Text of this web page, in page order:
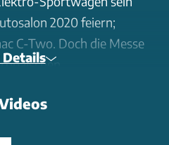
2020 feiern;
C-Two. Doch die Messe
Präsentation des